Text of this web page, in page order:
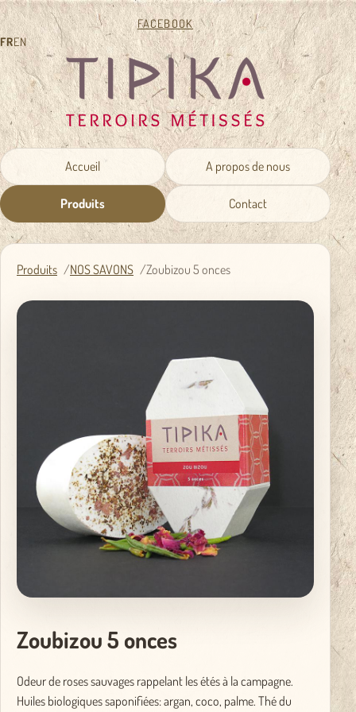
FACEBOOK
FREN
Accueil A propos de nous
Produits Contact
Produits NOS SAVONS Zoubizou 5 onces
Zoubizou 5 onces
Odeur de roses sauvages rappelant les étés à la campagne.
Huiles biologiques saponifiées: argan, coco, palme. Thé du